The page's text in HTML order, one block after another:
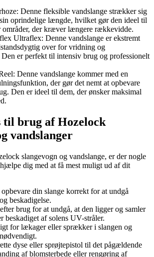
Denne fleksible vandslange strækker sig
oprindelige længde, hvilket gør den ideel til
områder, der kræver længere rækkevidde.
Ultraflex: Denne vandslange er ekstremt
over for vridning og
er perfekt til intensiv brug og professionelt
Denne vandslange kommer med en
der gør det nemt at opbevare
Den er ideel til dem, der ønsker maksimal
til brug af Hozelock
vandslanger
slangevogn og vandslange, er der nogle
dig med at få mest muligt ud af dit
din slange korrekt for at undgå
beskadigelse.
brug for at undgå, at den ligger og samler
beskadiget af solens UV-stråler.
for lækager eller sprækker i slangen og
dyse eller sprøjtepistol til det pågældende
af blomsterbede eller rengøring af